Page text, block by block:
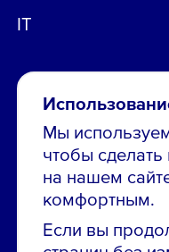
Мы
чтобы
на нашем
комфортным.
Если вы
Остались
Звони в контакт-
8 800 700-19-43
IT